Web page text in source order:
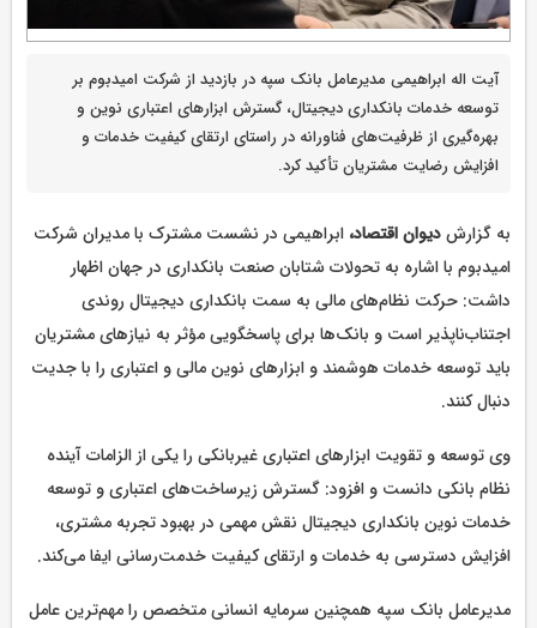
آیت اله ابراهیمی مدیرعامل بانک سپه در بازدید از شرکت امیدبوم بر
توسعه خدمات بانکداری دیجیتال، گسترش ابزارهای اعتباری نوین و
بهره‌گیری از ظرفیت‌های فناورانه در راستای ارتقای کیفیت خدمات و
افزایش رضایت مشتریان تأکید کرد.
به گزارشدیوان اقتصاد، ابراهیمی در نشست مشترک با مدیران شرکت
امیدبوم با اشاره به تحولات شتابان صنعت بانکداری در جهان اظهار
داشت: حرکت نظام‌های مالی به سمت بانکداری دیجیتال روندی
اجتناب‌ناپذیر است و بانک‌ها برای پاسخگویی مؤثر به نیازهای مشتریان
باید توسعه خدمات هوشمند و ابزارهای نوین مالی و اعتباری را با جدیت
دنبال کنند.
وی توسعه و تقویت ابزارهای اعتباری غیربانکی را یکی از الزامات آینده
نظام بانکی دانست و افزود: گسترش زیرساخت‌های اعتباری و توسعه
خدمات نوین بانکداری دیجیتال نقش مهمی در بهبود تجربه مشتری،
افزایش دسترسی به خدمات و ارتقای کیفیت خدمت‌رسانی ایفا می‌کند.
مدیرعامل بانک سپه همچنین سرمایه انسانی متخصص را مهم‌ترین عامل